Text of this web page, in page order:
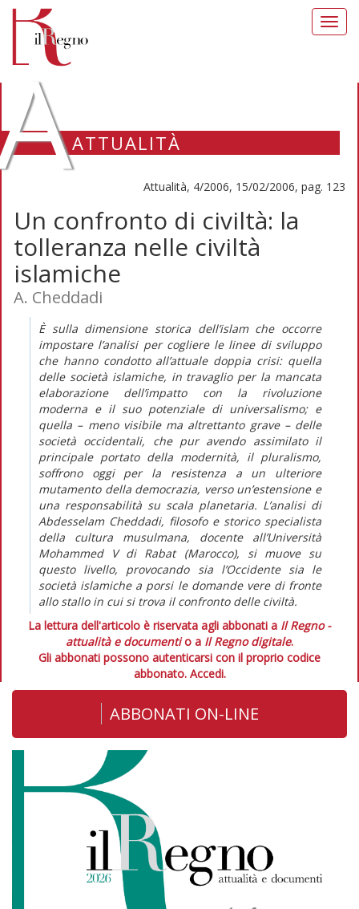
ATTUALITÀ
Attualità, 4/2006, 15/02/2006, pag. 123
Un confronto di civiltà: la
tolleranza nelle civiltà
islamiche
A. Cheddadi
È sulla dimensione storica dell’islam che occorre
impostare l’analisi per cogliere le linee di sviluppo
che hanno condotto all’attuale doppia crisi: quella
delle società islamiche, in travaglio per la mancata
elaborazione dell’impatto con la rivoluzione
moderna e il suo potenziale di universalismo; e
quella – meno visibile ma altrettanto grave – delle
società occidentali, che pur avendo assimilato il
principale portato della modernità, il pluralismo,
soffrono oggi per la resistenza a un ulteriore
mutamento della democrazia, verso un’estensione e
una responsabilità su scala planetaria. L’analisi di
Abdesselam Cheddadi, filosofo e storico specialista
della cultura musulmana, docente all’Università
Mohammed V di Rabat (Marocco), si muove su
questo livello, provocando sia l’Occidente sia le
società islamiche a porsi le domande vere di fronte
allo stallo in cui si trova il confronto delle civiltà.
La lettura dell'articolo è riservata agli abbonati a Il Regno -
attualità e documentio a Il Regno digitale.
Gli abbonati possono autenticarsi con il proprio codice
abbonato. Accedi.
ABBONATI ON-LINE